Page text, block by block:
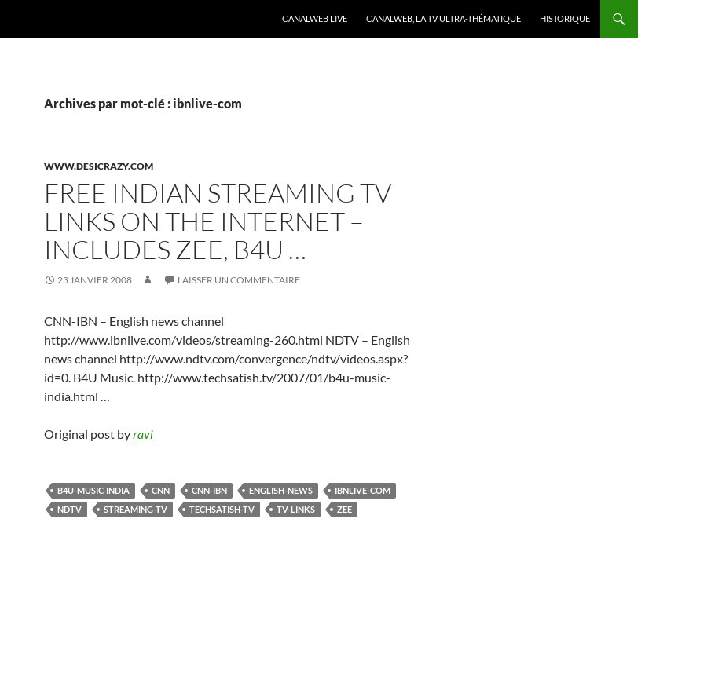
CANALWEB LIVE CANALWEB, LA TV ULTRA-THÉMATIQUE HISTORIQUE
Archives par mot-clé : ibnlive-com
WWW.DESICRAZY.COM
FREE INDIAN STREAMING TV
LINKS ON THE INTERNET –
INCLUDES ZEE, B4U …
23 JANVIER 2008 LAISSER UN COMMENTAIRE
CNN-IBN – English news channel
http://www.ibnlive.com/videos/streaming-260.html NDTV – English
news channel http://www.ndtv.com/convergence/ndtv/videos.aspx?
id=0. B4U Music. http://www.techsatish.tv/2007/01/b4u-music-
india.html …
Original post byravi
B4U-MUSIC-INDIA CNN CNN-IBN ENGLISH-NEWS
IBNLIVE-COM
NDTV
STREAMING-TV TECHSATISH-TV TV-LINKS ZEE